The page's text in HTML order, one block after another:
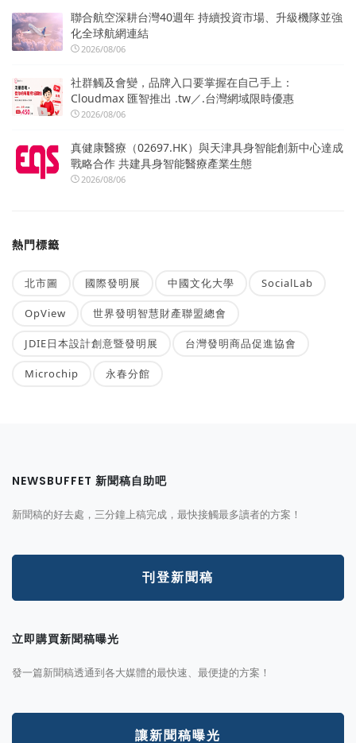
聯合航空深耕台灣40週年 持續投資市場、升級機隊並強
化全球航網連結
2026/08/06
社群觸及會變，品牌入口要掌握在自己手上：
Cloudmax 匯智推出 .tw／.台灣網域限時優惠
2026/08/06
真健康醫療（02697.HK）與天津具身智能創新中心達成
戰略合作 共建具身智能醫療產業生態
2026/08/06
熱門標籤
北市圖 國際發明展 中國文化大學 SocialLab
OpView 世界發明智慧財產聯盟總會
JDIE日本設計創意暨發明展 台灣發明商品促進協會
Microchip 永春分館
NEWSBUFFET 新聞稿自助吧
新聞稿的好去處，三分鐘上稿完成，最快接觸最多讀者的方案！
刊登新聞稿
立即購買新聞稿曝光
發一篇新聞稿透通到各大媒體的最快速、最便捷的方案！
讓新聞稿曝光